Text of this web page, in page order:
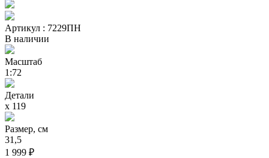
Артикул : 7229ПН
В наличии
Масштаб
1:72
Детали
х 119
Размер, см
31,5
1 999 ₽